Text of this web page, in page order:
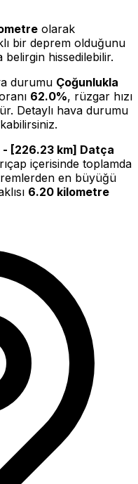
olarak
bir deprem olduğunu
hissedilebilir.
durumu Çoğunlukla
62.0%, rüzgar hızı
Detaylı hava durumu
- [226.23 km] Datça
içerisinde toplamda
en büyüğü
6.20 kilometre